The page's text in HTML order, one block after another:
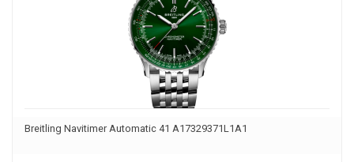
Breitling Navitimer Automatic 41 A17329371L1A1